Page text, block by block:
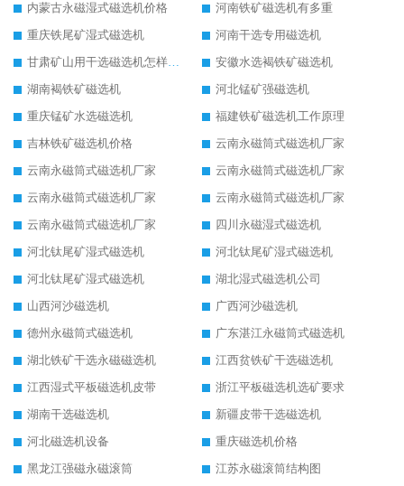
内蒙古永磁湿式磁选机价格
河南铁矿磁选机有多重
重庆铁尾矿湿式磁选机
河南干选专用磁选机
甘肃矿山用干选磁选机怎样调磁
安徽水选褐铁矿磁选机
湖南褐铁矿磁选机
河北锰矿强磁选机
重庆锰矿水选磁选机
福建铁矿磁选机工作原理
吉林铁矿磁选机价格
云南永磁筒式磁选机厂家
云南永磁筒式磁选机厂家
云南永磁筒式磁选机厂家
云南永磁筒式磁选机厂家
云南永磁筒式磁选机厂家
云南永磁筒式磁选机厂家
四川永磁湿式磁选机
河北钛尾矿湿式磁选机
河北钛尾矿湿式磁选机
河北钛尾矿湿式磁选机
湖北湿式磁选机公司
山西河沙磁选机
广西河沙磁选机
德州永磁筒式磁选机
广东湛江永磁筒式磁选机
湖北铁矿干选永磁磁选机
江西贫铁矿干选磁选机
江西湿式平板磁选机皮带
浙江平板磁选机选矿要求
湖南干选磁选机
新疆皮带干选磁选机
河北磁选机设备
重庆磁选机价格
黑龙江强磁永磁滚筒
江苏永磁滚筒结构图